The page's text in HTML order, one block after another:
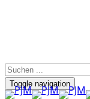
Toggle navigation